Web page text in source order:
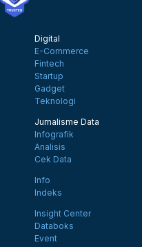
Digital
E-Commerce
Fintech
Startup
Gadget
Teknologi
Jurnalisme Data
Infografik
Analisis
Cek Data
Info
Indeks
Insight Center
Databoks
Event